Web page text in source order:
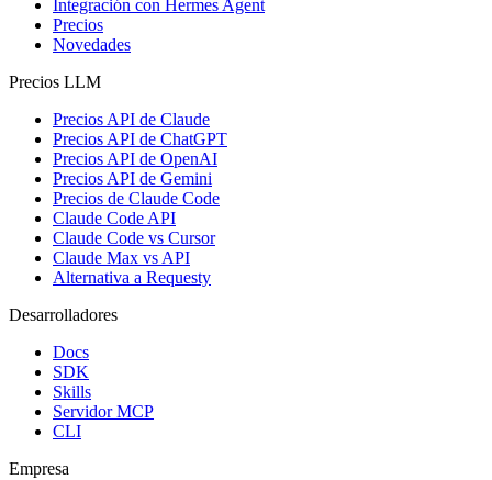
Integración con Hermes Agent
Precios
Novedades
Precios LLM
Precios API de Claude
Precios API de ChatGPT
Precios API de OpenAI
Precios API de Gemini
Precios de Claude Code
Claude Code API
Claude Code vs Cursor
Claude Max vs API
Alternativa a Requesty
Desarrolladores
Docs
SDK
Skills
Servidor MCP
CLI
Empresa